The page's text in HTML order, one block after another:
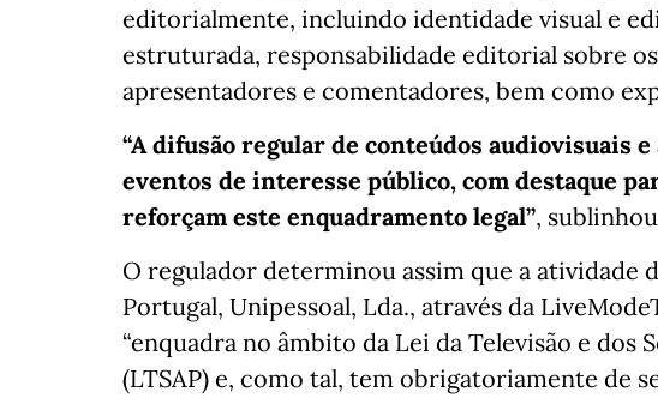
editorialmente, incluindo identidade visual e
estruturada, responsabilidade editorial sobre
apresentadores e comentadores, bem como
“A difusão regular de conteúdos audiovisuais
eventos de interesse público, com destaque
reforçam este enquadramento legal”,
O regulador determinou assim que a atividade
Portugal, Unipessoal, Lda., através da
“enquadra no âmbito da Lei da Televisão e dos
(LTSAP) e, como tal, tem obrigatoriamente de